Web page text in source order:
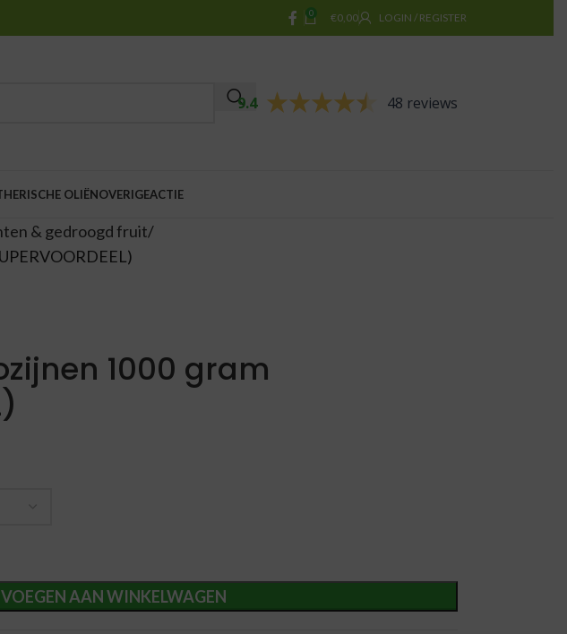
0 €0,00 LOGIN / REGISTER
9.4 48 reviews
OLIËNOVERIGEACTIE
& gedroogd fruit
1000 gram
AAN WINKELWAGEN